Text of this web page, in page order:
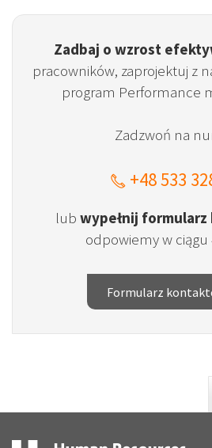
Zadbaj o wzrost
pracowników, zaprojektuj z
program Performance
Zadzwoń na
+48 533
lub wypełnij
odpowiemy w ciągu
Formularz